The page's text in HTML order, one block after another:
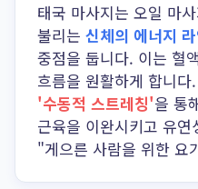
태국 마사지는 오일 마
불리는 신체의 에너지
중점을 둡니다. 이는 혈
흐름을 원활하게 합니
'수동적 스트레칭'을 통
근육을 이완시키고 유
"게으른 사람을 위한 요